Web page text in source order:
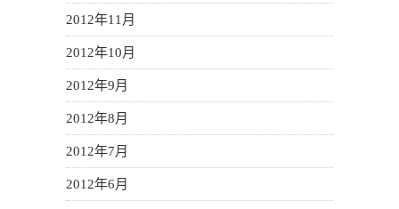
2012年11月
2012年10月
2012年9月
2012年8月
2012年7月
2012年6月